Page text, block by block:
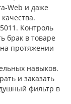
Web и даже
Контроль
брак в товаре
протяжении
навыков.
и заказать
фильтр в